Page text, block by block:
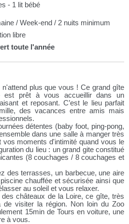
- 1 lit bébé
/ Week-end / 2 nuits minimum
libre
toute l'année
n'attend plus que vous ! Ce grand gîte
est prêt à vous accueillir dans un
et reposant. C’est le lieu parfait
des vacances entre amis mais
détentes (baby foot, ping-pong,
dans une salle à manger très
vos moments d'intimité quand vous le
du lieu : un grand gite constitué
(8 couchages / 8 couchages et
des terrasses, un barbecue, une aire
chauffée et sécurisée ainsi que
au soleil et vous relaxer.
châteaux de la Loire, ce gîte, très
de visiter la région. Non loin du Zoo
15min de Tours en voiture, une
à vous.